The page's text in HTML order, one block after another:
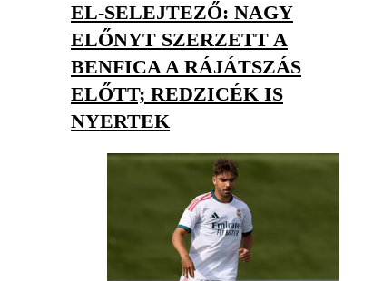
EL-SELEJTEZŐ: NAGY
ELŐNYT SZERZETT A
BENFICA A RÁJÁTSZÁS
ELŐTT; REDZICÉK IS
NYERTEK